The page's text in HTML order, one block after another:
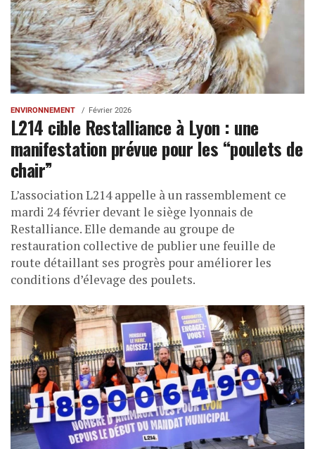
ENVIRONNEMENT Février 2026
L214 cible Restalliance à Lyon : une
manifestation prévue pour les “poulets de
chair”
L’association L214 appelle à un rassemblement ce
mardi 24 février devant le siège lyonnais de
Restalliance. Elle demande au groupe de
restauration collective de publier une feuille de
route détaillant ses progrès pour améliorer les
conditions d’élevage des poulets.